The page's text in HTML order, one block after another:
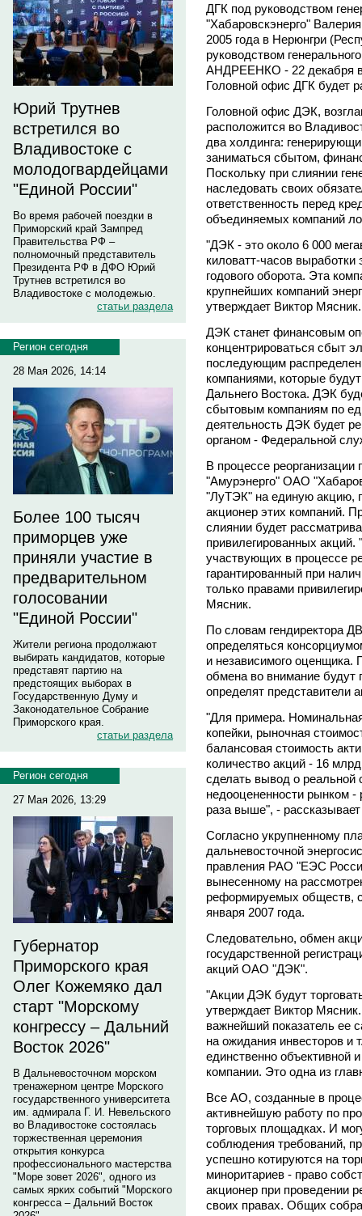
Юрий Трутнев
встретился во
Владивостоке с
молодогвардейцами
"Единой России"
Во время рабочей поездки в
Приморский край Зампред
Правительства РФ –
полномочный представитель
Президента РФ в ДФО Юрий
Трутнев встретился во
Владивостоке с молодежью.
статьи раздела
Регион сегодня
28 Мая 2026, 14:14
Более 100 тысяч
приморцев уже
приняли участие в
предварительном
голосовании
"Единой России"
Жители региона продолжают
выбирать кандидатов, которые
представят партию на
предстоящих выборах в
Государственную Думу и
Законодательное Собрание
Приморского края.
статьи раздела
Регион сегодня
27 Мая 2026, 13:29
Губернатор
Приморского края
Олег Кожемяко дал
старт "Морскому
конгрессу – Дальний
Восток 2026"
В Дальневосточном морском
тренажерном центре Морского
государственного университета
им. адмирала Г. И. Невельского
во Владивостоке состоялась
торжественная церемония
открытия конкурса
профессионального мастерства
"Море зовет 2026", одного из
самых ярких событий "Морского
конгресса – Дальний Восток
ДГК под руководством
"Хабаровскэнерго"
2005 года в Нерюнгри
руководством
АНДРЕЕНКО - 22 декабря в
Головной офис ДГК будет
Головной офис ДЭК,
расположится во
два холдинга:
заниматься сбытом,
Поскольку при слиянии
наследовать своих
ответственность перед
объединяемых компаний
"ДЭК - это около 6 000
киловатт-часов выработки
годового оборота. Эта
крупнейших компаний
утверждает Виктор Мясник.
ДЭК станет финансовым
концентрироваться сбыт
последующим
компаниями, которые
Дальнего Востока. ДЭК
сбытовым компаниям по
деятельность ДЭК будет
органом - Федеральной
В процессе
"Амурэнерго" ОАО
"ЛуТЭК" на единую акцию,
акционер этих компаний.
слиянии будет
привилегированных акций.
участвующих в процессе
гарантированный при
только правами
Мясник.
По словам гендиректора
определяться
и независимого
обмена во внимание будут
определят представители
"Для примера.
копейки, рыночная
балансовая стоимость
количество акций - 16
сделать вывод о реальной
недооцененности рынком -
раза выше", -
Согласно укрупненному
дальневосточной
правления РАО "ЕЭС
вынесенному на
реформируемых обществ,
января 2007 года.
Следовательно, обмен
государственной
акций ОАО "ДЭК".
"Акции ДЭК будут
утверждает Виктор
важнейший показатель ее
на ожидания инвесторов и
единственно объективной
компании. Это одна из
Все АО, созданные в
активнейшую работу по
торговых площадках. И
соблюдения требований,
успешно котируются на
миноритариев - право
акционер при проведении
своих правах. Общих